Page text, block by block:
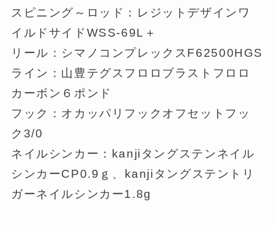
スピニング～ロッド：レジットデザインワ
イルドサイドWSS-69L＋
リール：シマノコンプレックスF62500HGS
ライン：山豊テグスフロロブラストフロロ
カーボン６ポンド
フック：オカッパリフックオフセットフッ
ク3/0
ネイルシンカー：kanjiタングステンネイル
シンカーCP0.9ｇ、kanjiタングステントリ
ガーネイルシンカー1.8g